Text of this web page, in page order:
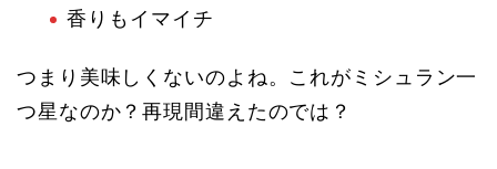
香りもイマイチ
つまり美味しくないのよね。これがミシュラン一
つ星なのか？再現間違えたのでは？